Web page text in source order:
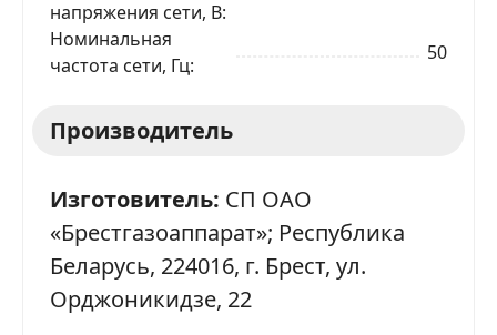
напряжения сети, В
Номинальная
частота сети, Гц
50
Производитель
Изготовитель: СП ОАО
«Брестгазоаппарат»; Республика
Беларусь, 224016, г. Брест, ул.
Орджоникидзе, 22